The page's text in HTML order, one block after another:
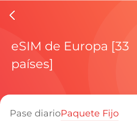
eSIM de Europa [33
países]
Pase diarioPaquete Fijo